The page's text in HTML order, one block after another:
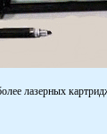
лазерных